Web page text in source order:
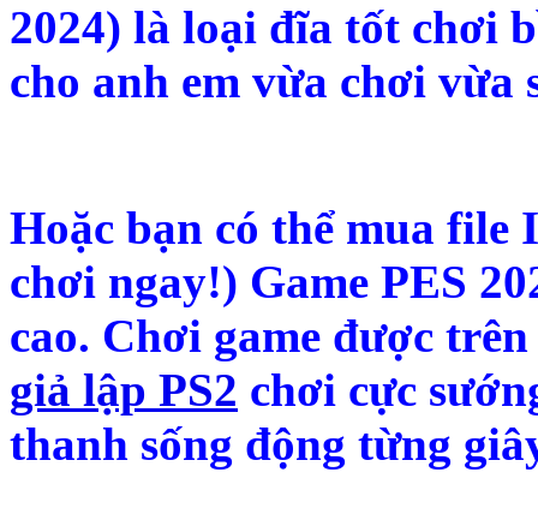
2024) là loại đĩa tốt chơi
cho anh em vừa chơi vừa
Hoặc bạn có thể mua
chơi ngay!) Game PES
cao. Chơi game được
giả lập PS2 chơi cực
thanh sống động từng